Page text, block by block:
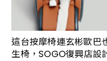
這台按摩椅連玄彬歐巴
生椅，SOGO復興店設